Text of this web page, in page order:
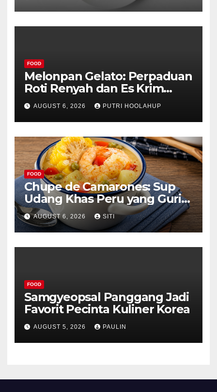
FOOD
Melonpan Gelato: Perpaduan
Roti Renyah dan Es Krim
Lembut yang Menggoda
AUGUST 6, 2026 PUTRI HOOLAHUP
FOOD
Chupe de Camarones: Sup
Udang Khas Peru yang Gurih
Lezat
AUGUST 6, 2026 SITI
FOOD
Samgyeopsal Panggang Jadi
Favorit Pecinta Kuliner Korea
AUGUST 5, 2026 PAULIN